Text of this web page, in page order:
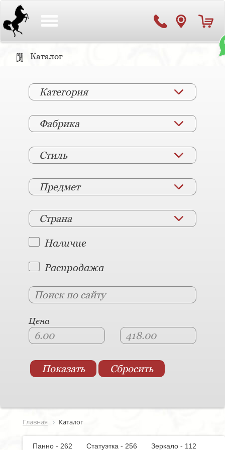
Каталог
Категория
Фабрика
Стиль
Предмет
Страна
Наличие
Распродажа
Цена
Главная Каталог
Панно - 262 Статуэтка - 256
Зеркало - 112